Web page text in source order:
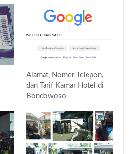
Alamat, Nomer Telepon,
dan Tarif Kamar Hotel di
Bondowoso